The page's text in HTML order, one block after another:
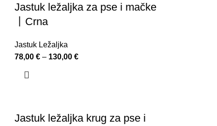
Jastuk ležaljka za pse i mačke
丨Crna
Jastuk Ležaljka
78,00 € – 130,00 €
Jastuk ležaljka krug za pse i